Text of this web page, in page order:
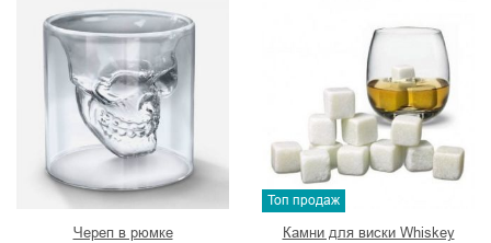
Череп в рюмке
Топ продаж
Камни для виски Whiskey